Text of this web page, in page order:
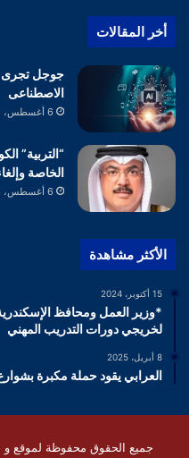
أخر المقالات
جوجل تجرى
الاصطناعى
6 أغسطس، 2026
“التربية”
الخاصة
6 أغسطس، 2026
الأكثر مشاهدة
15 أكتوبر، 2024
*وزير العمل ومحافظ
لخريجي دورات التدريب المهني
8 أبريل، 2025
العرابي يقود حملة مكبرة
جميع الحقوق محفوظة لموقع و